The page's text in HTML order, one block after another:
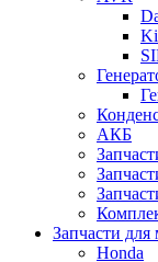
АКБ
Запчасти
Honda